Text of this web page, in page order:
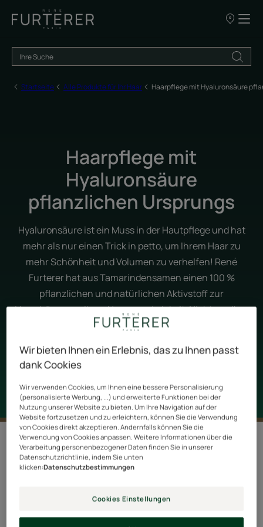
UNSERE
Startseite Alle Produkte für Ihr Haar Haarpflege mit Hyaluronsäure
Haarpflege mit
Hyaluronsäure
pflanzlichen Ursprungs
Hyaluronsäure ist ein Muss in der Hautpflege und hat
mehr als nur einen Trick in petto, um Ihrem Haar zu
mehr Schönheit und Volumen zu verhelfen! René
Furterer hat aus Tamarindensamen einen 100 %
pflanzlichen und natürlichen Aktivstoff zur
Verschönerung Ihres Haares entwickelt. Nicht nur Ihre
Haut hat es verdient, gepflegt zu werden. Wir verraten
Hyaluronsäure wissen müssen.
3 Ergebnisse "Haarpflege mit
Hyaluronsäure pflanzlichen
Ursprungs"
Hyaluronsäure ist seit Jahren der beste Freund unserer
Wir bieten Ihnen ein Erlebnis, das zu Ihnen passt
dank Cookies
Wir verwenden Cookies, um Ihnen eine bessere Personalisierung
(personalisierte Werbung, ...) und erweiterte Funktionen bei der
Nutzung unserer Website zu bieten. Um Ihre Navigation auf der
Website fortzusetzen und zu erleichtern, können Sie die Verwendung
von Cookies direkt akzeptieren. Andernfalls können Sie die
Verwendung von Cookies anpassen. Weitere Informationen über die
Verarbeitung personenbezogener Daten finden Sie in unserer
Datenschutzrichtlinie, indem Sie unten
klicken:Datenschutzbestimmungen
Cookies Einstellungen